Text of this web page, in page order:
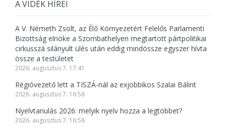
A VIDÉK HÍREI
A V. Németh Zsolt, az Élő Környezetért Felelős Parlamenti
Bizottság elnöke a Szombathelyen megtartott pártpolitikai
cirkusszá silányult ülés után eddig mindössze egyszer hívta
össze a testületet
2026. augusztus 7. 17:41
Régióvezető lett a TISZÁ-nál az exjobbikos Szalai Bálint
2026. augusztus 7. 16:58
Nyelvtanulás 2026: melyik nyelv hozza a legtöbbet?
2026. augusztus 7. 16:58